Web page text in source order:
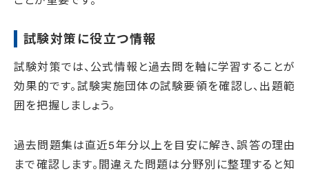
試験対策に役立つ情報
試験対策では、公式情報と過去問を軸に学習することが
効果的です。試験実施団体の試験要領を確認し、出題範
囲を把握しましょう。
過去問題集は直近5年分以上を目安に解き、誤答の理由
まで確認します。間違えた問題は分野別に整理すると知